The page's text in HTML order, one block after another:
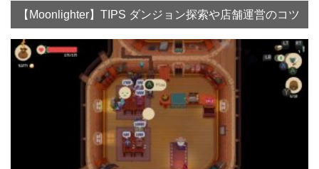
【Moonlighter】TIPS ダンジョン探索や店舗運営のコツ